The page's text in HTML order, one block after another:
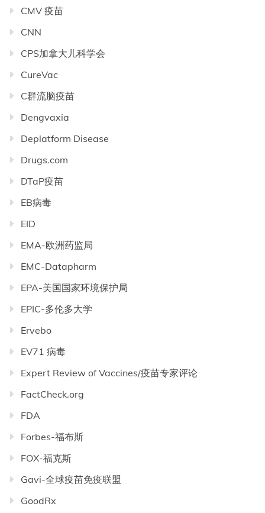
CMV 疫苗
CNN
CPS加拿大儿科学会
CureVac
C群流脑疫苗
Dengvaxia
Deplatform Disease
Drugs.com
DTaP疫苗
EB病毒
EID
EMA-欧洲药监局
EMC-Datapharm
EPA-美国国家环境保护局
EPIC-多伦多大学
Ervebo
EV71 病毒
Expert Review of Vaccines/疫苗专家评论
FactCheck.org
FDA
Forbes-福布斯
FOX-福克斯
Gavi-全球疫苗免疫联盟
GoodRx